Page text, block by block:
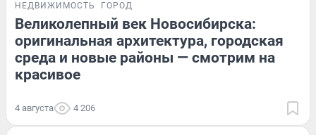
НЕДВИЖИМОСТЬ ГОРОД
Великолепный век Новосибирска:
оригинальная архитектура, городская
среда и новые районы — смотрим на
красивое
4 августа 4 206